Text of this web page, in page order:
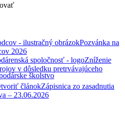
školstvo
Pozvánka na
2026
Zníženie
v dôsledku pretrvávajúceho
Zápisnica zo zasadnutia
– 23.06.2026